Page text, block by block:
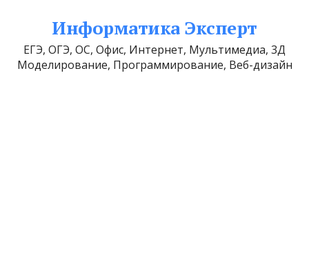
Информатика Эксперт
ЕГЭ, ОГЭ, ОС, Офис, Интернет, Мультимедиа, 3Д
Моделирование, Программирование, Веб-дизайн